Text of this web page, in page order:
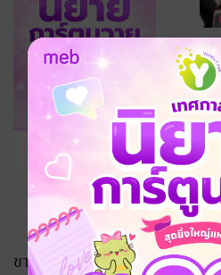
สวาทรักของเล่น
บริสุทธิ์ (จบ)
ทะเลหวานน้ำตาล
ครีม
นิยาย Girl
Love/Yuri
1 Rating
สวาทรักคุณ
คนสวย (จบ)
ทะเลหวานน้ำต
ครีม
นิยาย Girl
Love/Yuri
1 Rating
เหลืออีก
ขายดี